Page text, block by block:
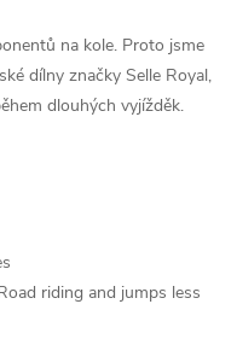
na kole. Proto jsme
dílny značky Selle Royal,
dlouhých vyjížděk.
riding and jumps less